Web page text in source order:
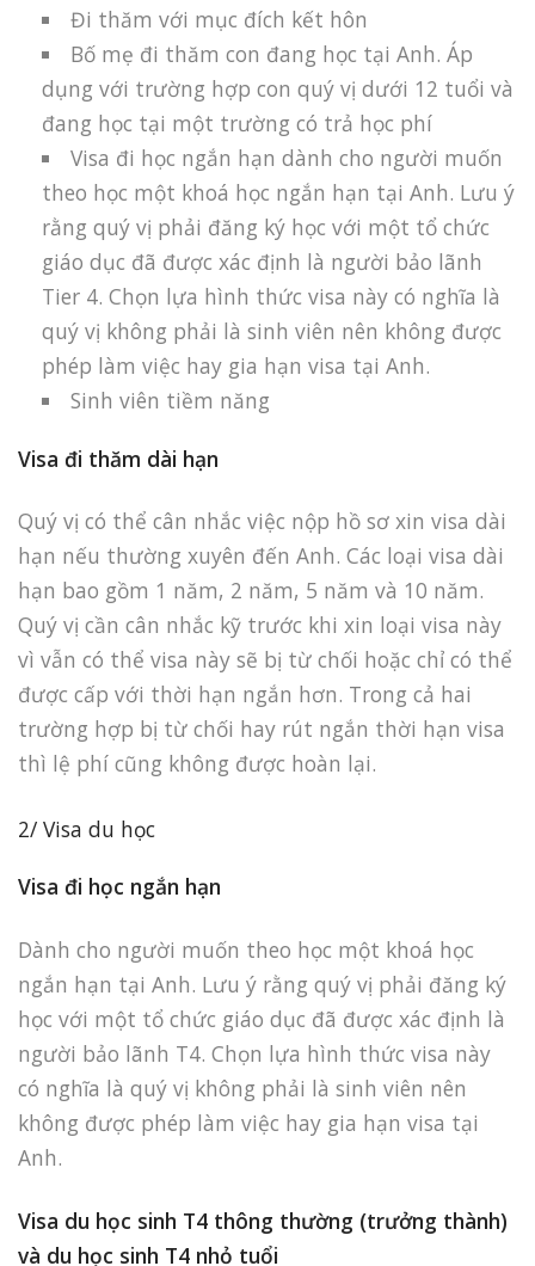
Đi thăm với mục đích kết hôn
Bố mẹ đi thăm con đang học tại Anh. Áp
dụng với trường hợp con quý vị dưới 12 tuổi và
đang học tại một trường có trả học phí
Visa đi học ngắn hạn dành cho người muốn
theo học một khoá học ngắn hạn tại Anh. Lưu ý
rằng quý vị phải đăng ký học với một tổ chức
giáo dục đã được xác định là người bảo lãnh
Tier 4. Chọn lựa hình thức visa này có nghĩa là
quý vị không phải là sinh viên nên không được
phép làm việc hay gia hạn visa tại Anh.
Sinh viên tiềm năng
Visa đi thăm dài hạn
Quý vị có thể cân nhắc việc nộp hồ sơ xin visa dài
hạn nếu thường xuyên đến Anh. Các loại visa dài
hạn bao gồm 1 năm, 2 năm, 5 năm và 10 năm.
Quý vị cần cân nhắc kỹ trước khi xin loại visa này
vì vẫn có thể visa này sẽ bị từ chối hoặc chỉ có thể
được cấp với thời hạn ngắn hơn. Trong cả hai
trường hợp bị từ chối hay rút ngắn thời hạn visa
thì lệ phí cũng không được hoàn lại.
2/ Visa du học
Visa đi học ngắn hạn
Dành cho người muốn theo học một khoá học
ngắn hạn tại Anh. Lưu ý rằng quý vị phải đăng ký
học với một tổ chức giáo dục đã được xác định là
người bảo lãnh T4. Chọn lựa hình thức visa này
có nghĩa là quý vị không phải là sinh viên nên
không được phép làm việc hay gia hạn visa tại
Anh.
Visa du học sinh T4 thông thường (trưởng thành)
và du học sinh T4 nhỏ tuổi